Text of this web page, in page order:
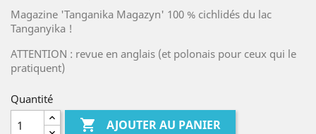
Magazine 'Tanganika Magazyn' 100 % cichlidés du lac
Tanganyika !
ATTENTION : revue en anglais (et polonais pour ceux qui le
pratiquent)
Quantité
 AJOUTER AU PANIER